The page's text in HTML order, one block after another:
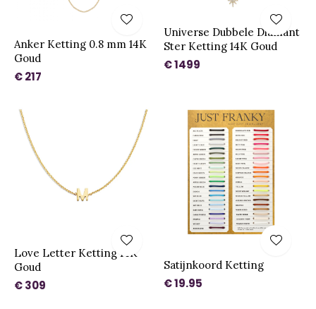
Anker Ketting 0.8 mm 14K
Goud
€ 217
Universe Dubbele Diamant
Ster Ketting 14K Goud
€ 1499
Love Letter Ketting 14K
Goud
€ 309
Satijnkoord Ketting
€ 19.95